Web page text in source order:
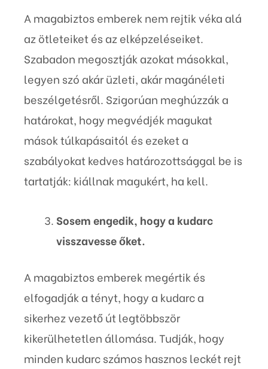
A magabiztos emberek nem rejtik véka alá
az ötleteiket és az elképzeléseiket.
Szabadon megosztják azokat másokkal,
legyen szó akár üzleti, akár magánéleti
beszélgetésről. Szigorúan meghúzzák a
határokat, hogy megvédjék magukat
mások túlkapásaitól és ezeket a
szabályokat kedves határozottsággal be is
tartatják: kiállnak magukért, ha kell.
Sosem engedik, hogy a kudarc
visszavesse őket.
A magabiztos emberek megértik és
elfogadják a tényt, hogy a kudarc a
sikerhez vezető út legtöbbször
kikerülhetetlen állomása. Tudják, hogy
minden kudarc számos hasznos leckét rejt